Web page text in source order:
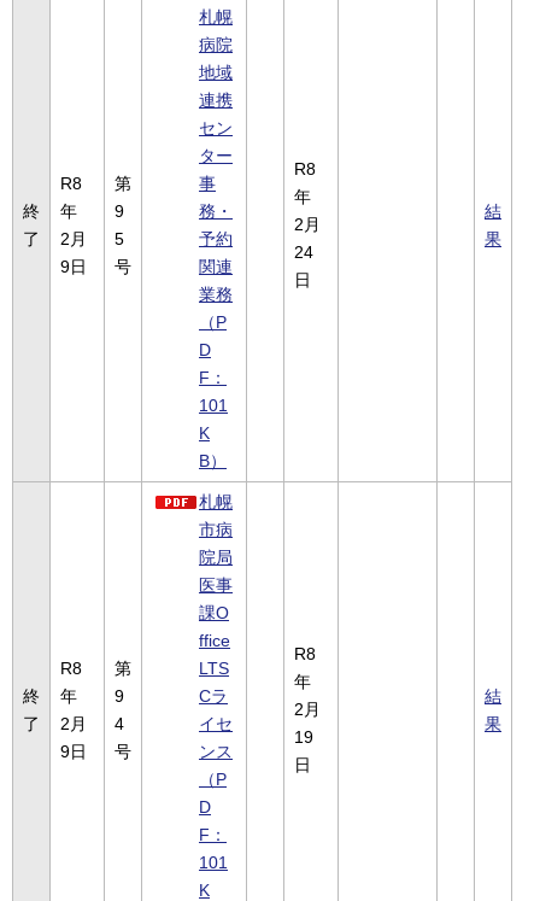
終
了
R8
年
2月
9日
第
9
5
号
札幌
病院
地域
連携
セン
ター
事
務・
予約
関連
業務
（P
D
F：
101
K
B）
R8
年
2月
24
日
結
果
終
了
R8
年
2月
9日
第
9
4
号
札幌
市病
院局
医事
課O
ffice
LTS
Cラ
イセ
ンス
（P
D
F：
101
K
R8
年
2月
19
日
結
果